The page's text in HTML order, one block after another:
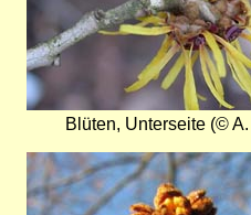
Blüten, Unterseite (©
Bild